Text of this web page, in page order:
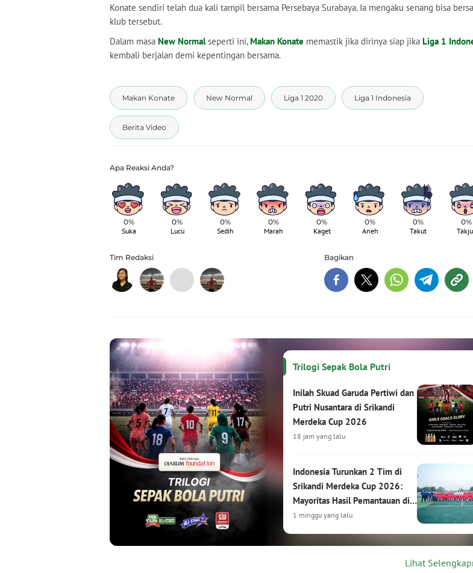
Konate sendiri telah dua kali tampil bersama Persebaya Surabaya. Ia mengaku senang bisa
klub tersebut.
Dalam masa New Normalseperti ini,Makan Konate memastik jika dirinya siap jika Liga 1
kembali berjalan demi kepentingan bersama.
Makan Konate New Normal Liga 1 2020 Liga 1 Indonesia
Berita Video
0%
Suka
0%
Lucu
0%
Sedih
0%
Marah
0%
Kaget
0%
Aneh
0%
Takut
0%
Tim Redaksi Bagikan
Trilogi Sepak Bola Putri
Inilah Skuad Garuda Pertiwi dan
Putri Nusantara di Srikandi
Merdeka Cup 2026
18 jam yang lalu
Indonesia Turunkan 2 Tim di
Srikandi Merdeka Cup 2026:
Mayoritas Hasil Pemantauan di
HYDROPLUS Soccer League
1 minggu yang lalu
Lihat